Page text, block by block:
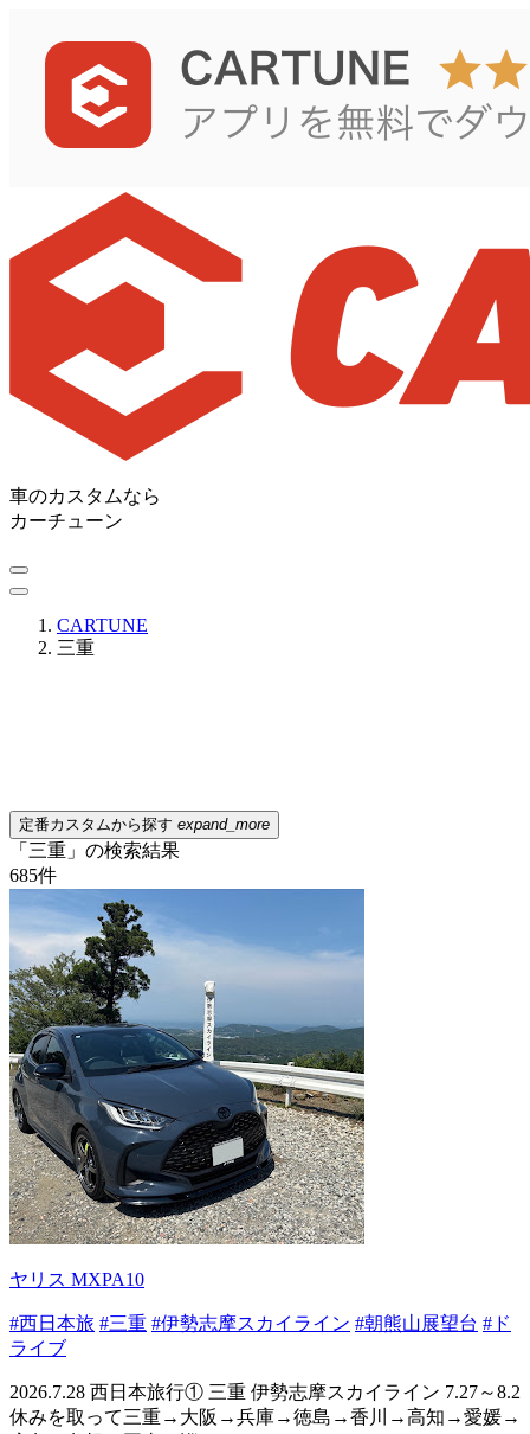
車のカスタムなら
カーチューン
CARTUNE
三重
定番カスタムから探す expand_more
「三重」の検索結果
685件
ヤリス MXPA10
#西日本旅 #三重 #伊勢志摩スカイライン #朝熊山展望台 #ド
ライブ
2026.7.28 西日本旅行① 三重 伊勢志摩スカイライン 7.27～8.2
休みを取って三重→大阪→兵庫→徳島→香川→高知→愛媛→